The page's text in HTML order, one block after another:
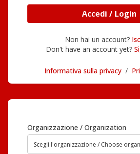
Accedi / Login
Non hai un account?
Don't have an account yet?
Informativa sulla privacy /
Organizzazione / Organization